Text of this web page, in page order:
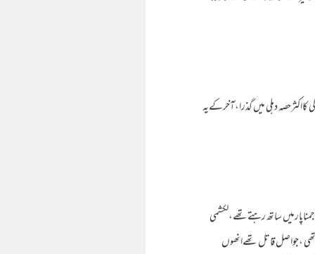
دہلی ۱۹۸۹ء میں روزگارکےلئےآگیاتھا،زندگی کااکثرحصہ دہلی میں گذرا،آخرکےیہ
ساتھ رہتےتھے،لکشمی
،جواصل قاتل تھےانھوں